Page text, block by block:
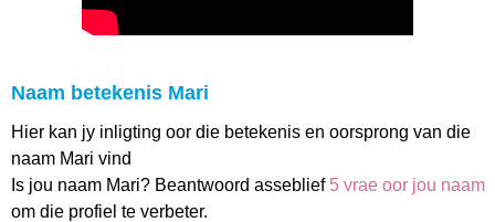
Naam betekenis Mari
Hier kan jy inligting oor die betekenis en oorsprong van die
naam Mari vind
Is jou naam Mari? Beantwoord asseblief 5 vrae oor jou naam
om die profiel te verbeter.